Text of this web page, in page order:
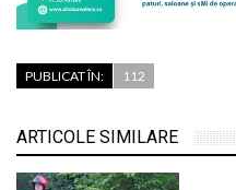
PUBLICAT ÎN: 112
ARTICOLE SIMILARE